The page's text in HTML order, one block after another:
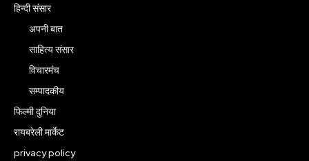
हिन्दी संसार
अपनी बात
साहित्य संसार
विचारमंच
सम्पादकीय
फिल्मी दुनिया
रायबरेली मार्केट
privacy policy